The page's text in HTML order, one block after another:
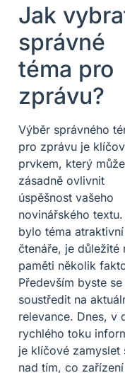
Jak
správné
téma pro
zprávu?
Výběr správného
pro zprávu je
prvkem, který může
zásadně ovlivnit
úspěšnost vašeho
novinářského
bylo téma
čtenáře, je důležité
paměti několik
Především byste se
soustředit na
relevance. Dnes, v
rychlého toku
je klíčové zamyslet
nad tím, co zařízení